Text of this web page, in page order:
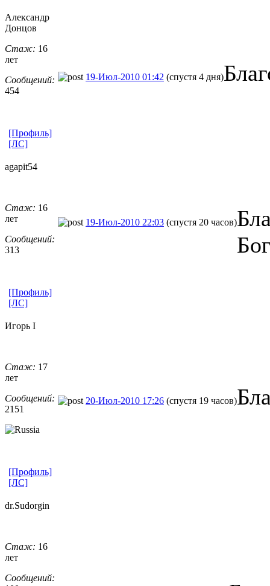
Александр
Донцов
Стаж: 16
лет
Сообщений:
454
19-Июл-2010 01:42 (спустя 4 дня)
[Профиль]
[ЛС]
agapit54
Стаж: 16
лет
Сообщений:
313
19-Июл-2010 22:03 (спустя 20 часов)
[Профиль]
[ЛС]
Игорь I
Стаж: 17
лет
Сообщений:
2151
20-Июл-2010 17:26 (спустя 19 часов)
[Профиль]
[ЛС]
dr.Sudorgin
Стаж: 16
лет
Сообщений: